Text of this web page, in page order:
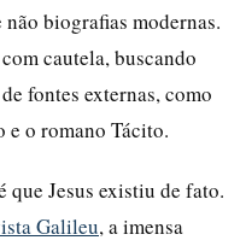
não biografias modernas.
cautela, buscando
fontes externas, como
o romano Tácito.
que Jesus existiu de fato.
Galileu, a imensa